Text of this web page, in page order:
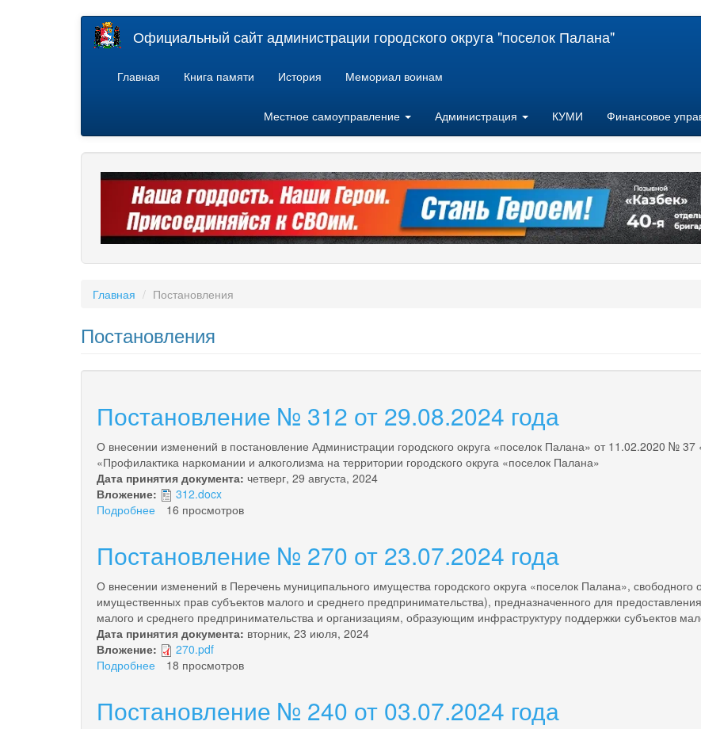
Официальный сайт администрации городского округа "поселок Палана"
Главная Книга памяти История Мемориал воинам
Местное самоуправление Администрация КУМИ Финансовое
Главная Постановления
Постановления
Постановление № 312 от 29.08.2024 года
О внесении изменений в постановление Администрации городского округа «поселок Палана» от 11.02.2020 №
«Профилактика наркомании и алкоголизма на территории городского округа «поселок Палана»
Дата принятия документа: четверг, 29 августа, 2024
Вложение:
312.docx
Подробнее
312
29.08.2024
года
16 просмотров
Постановление № 270 от 23.07.2024 года
О внесении изменений в Перечень муниципального имущества городского округа «поселок Палана», свободного
имущественных прав субъектов малого и среднего предпринимательства), предназначенного для
малого и среднего предпринимательства и организациям, образующим инфраструктуру поддержки субъектов
Дата принятия документа: вторник, 23 июля, 2024
Вложение:
270.pdf
Подробнее
270
18 просмотров
Постановление № 240 от 03.07.2024 года